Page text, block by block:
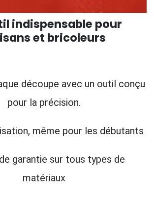
indispensable pour
et bricoleurs
découpe avec un outil conçu
pour la précision.
même pour les débutants
garantie sur tous types de
matériaux